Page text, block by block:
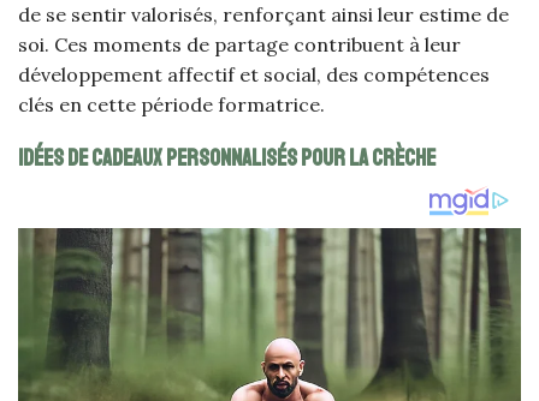
de se sentir valorisés, renforçant ainsi leur estime de
soi. Ces moments de partage contribuent à leur
développement affectif et social, des compétences
clés en cette période formatrice.
Idées de cadeaux personnalisés pour la crèche